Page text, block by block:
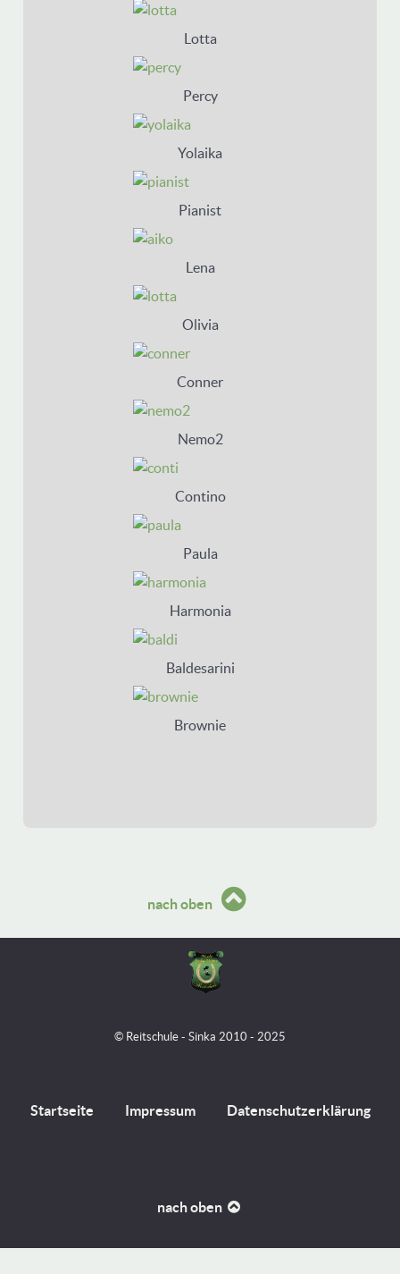
Lotta
Percy
Yolaika
Pianist
Lena
Olivia
Conner
Nemo2
Contino
Paula
Harmonia
Baldesarini
Brownie
nach oben
© Reitschule - Sinka 2010 - 2025
Startseite Impressum Datenschutzerklärung
nach oben